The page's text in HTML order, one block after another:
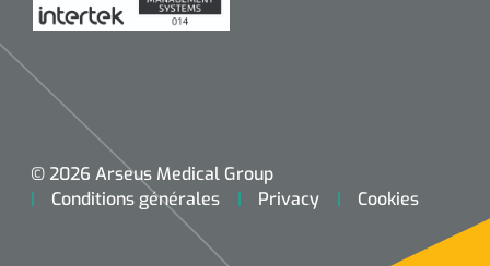
© 2026 Arseus Medical Group
Conditions générales
Privacy Cookies